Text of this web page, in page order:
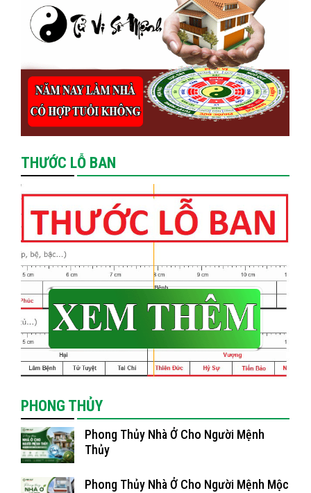
THƯỚC LỖ BAN
PHONG THỦY
Phong Thủy Nhà Ở Cho Người Mệnh
Thủy
Phong Thủy Nhà Ở Cho Người Mệnh Mộc